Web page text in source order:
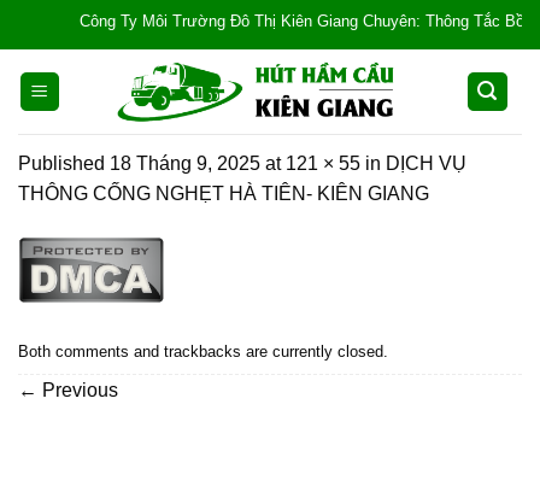
content
Công Ty Môi Trường Đô Thị Kiên Giang Chuyên: Thông Tắc Bồn
Published 18 Tháng 9, 2025 at 121 × 55 in DỊCH VỤ
THÔNG CỐNG NGHẸT HÀ TIÊN- KIÊN GIANG
Both comments and trackbacks are currently closed.
← Previous